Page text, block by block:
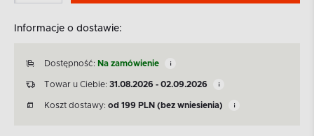
Informacje o dostawie:
Dostępność: Na zamówienie
Towar u Ciebie: 31.08.2026 - 02.09.2026
Koszt dostawy: od 199 PLN (bez wniesienia)